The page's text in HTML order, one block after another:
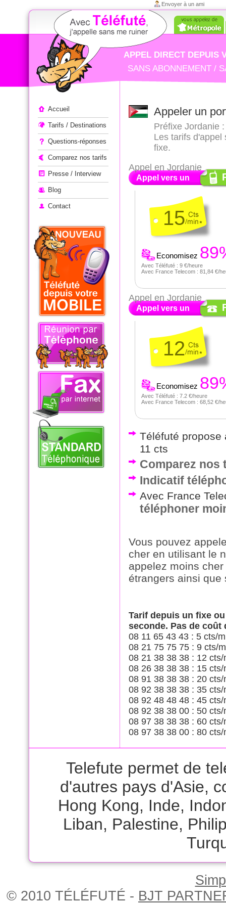
Envoyer à un ami
APPEL DIRECT DEPUIS
SANS ABONNEMENT /
Accueil
Tarifs / Destinations
Questions-réponses
Comparez nos tarifs
Presse / Interview
Blog
Contact
Appeler un
Préfixe Jordanie
Les tarifs d'appel
fixe.
Appel vers un
Appel en Jordanie
15
Economisez
Avec Téléfuté : 9 €/heure
Avec France Telecom : 81,84 €/
Appel vers un
Appel en Jordanie
12
Economisez
Avec Téléfuté : 7.2 €/heure
Avec France Telecom : 68,52 €/
Téléfuté propose
11 cts
Comparez nos
Indicatif
Avec France
téléphoner
Vous pouvez
cher en utilisant le
appelez moins
étrangers ainsi que
Tarif depuis un fixe
seconde. Pas de coût
08 11 65 43 43 : 5 cts/
08 21 75 75 75 : 9 cts/
08 21 38 38 38 : 12 cts/
08 26 38 38 38 : 15 cts/
08 91 38 38 38 : 20 cts/
08 92 38 38 38 : 35 cts/
08 92 48 48 48 : 45 cts/
08 92 38 38 00 : 50 cts/
08 97 38 38 38 : 60 cts/
08 97 38 38 00 : 80 cts/
Telefute permet de
d'autres pays d'Asie,
Hong Kong, Inde,
Liban, Palestine,
© 2010 TÉLÉFUTÉ - BJT